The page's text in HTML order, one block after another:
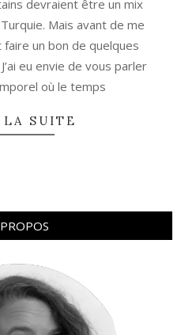
devraient être un mix
Mais avant de me
un bon de quelques
eu envie de vous parler
où le temps
SUITE